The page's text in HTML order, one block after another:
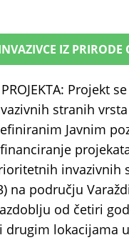
IZ PRIRODE
PROJEKTA: Projekt
stranih
Javnim
invazivnih
na području
od četiri
lokacijama